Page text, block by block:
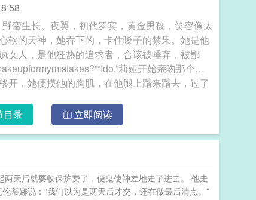
蛮生长。夜翼，初代罗宾，黄金男孩，笑容像太
软的天神，她吞下的，卡住嗓子的禁果。她是他
女人，是他狂热的追求者，合该被唾弃，被鄙
莉娅开始亲吻那个全
开，她便摸他的胸肌，在他腿上蹭来蹭去，过了
喊：“红头罩，你和蝙——”他看清屋内的景象，
背后，还撞到了桌子，靠桌角的空瓶子掉了下
噜咕噜滚动的声音，直到瓶子撞上轮胎，才陷入
声音充满了愤怒。科莉向罗伊和迪克飘了过
娅才是一对吧。“杰森说她喜欢看书追剧，但我想
目录 立即阅读
天后就要收保护费了，便鬼使神差地走了进去。 他走
蒂娜说：“我们以为是两天后才交，还在做最后清点。”